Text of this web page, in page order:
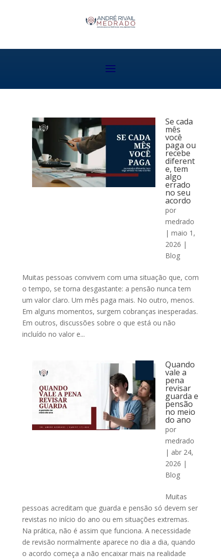
Se cada
mês
você
paga ou
recebe
diferent
e, tem
algo
errado
no seu
acordo
por
medrado
| maio 1,
2026 |
Blog
Muitas pessoas convivem com uma situação que, com
o tempo, se torna desgastante: a pensão nunca tem
um valor claro. Um mês paga mais. No outro, menos.
Em alguns momentos, surgem cobranças inesperadas.
Em outros, discussões sobre o que está ou não
incluído no valor e...
Quando
vale a
pena
revisar
guarda e
pensão
no meio
do ano
por
medrado
| abr 24,
2026 |
Blog
Muitas
pessoas acreditam que guarda e pensão só devem ser
revistas no início do ano ou em situações extremas.
Na prática, não é assim que funciona. A necessidade
de revisão normalmente aparece no dia a dia, quando
o acordo começa a não encaixar mais na realidade